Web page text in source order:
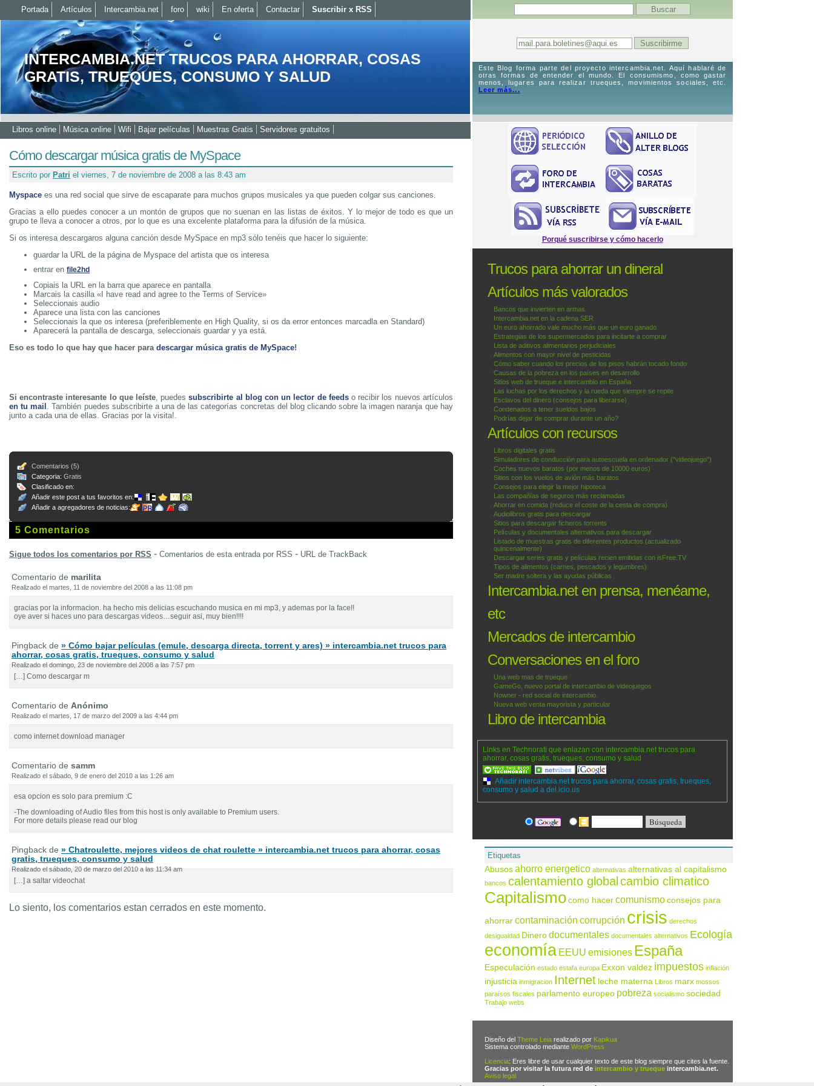
INTERCAMBIA.NET TRUCOS PARA AHORRAR, COSAS
GRATIS, TRUEQUES, CONSUMO Y SALUD
Libros online Música online Wifi Bajar películas Muestras Gratis Servidores gratuitos
Cómo descargar música gratis de MySpace
Escrito por Patri el viernes, 7 de noviembre de 2008 a las 8:43 am
Myspace es una red social que sirve de escaparate para muchos grupos musicales ya que pueden colgar sus canciones.
Gracias a ello puedes conocer a un montón de grupos que no suenan en las listas de éxitos. Y lo mejor de todo es que un
grupo te lleva a conocer a otros, por lo que es una excelente plataforma para la difusión de la música.
Si os interesa descargaros alguna canción desde MySpace en mp3 sólo tenéis que hacer lo siguiente:
guardar la URL de la página de Myspace del artista que os interesa
entrar en file2hd
Copiais la URL en la barra que aparece en pantalla
Marcais la casilla «I have read and agree to the Terms of Service»
Seleccionais audio
Aparece una lista con las canciones
Seleccionais la que os interesa (preferiblemente en High Quality, si os da error entonces marcadla en Standard)
Aparecerá la pantalla de descarga, seleccionais guardar y ya está.
Eso es todo lo que hay que hacer para descargar música gratis de MySpace!
Si encontraste interesante lo que leíste, puedessubscribirte al blog con un lector de feedso recibir los nuevos artículos
en tu mail . También puedes subscribirte a una de las categorías concretas del blog clicando sobre la imagen naranja que hay
junto a cada una de ellas. Gracias por la visita!.
Comentarios (5)
Categoria: Gratis
Clasificado en:
Añadir este post a tus favoritos en:
Añadir a agregadores de noticias:
5 Comentarios
Sigue todos los comentarios por RSS - Comentarios de esta entrada por RSS - URL de TrackBack
Comentario de marilita
Realizado el martes, 11 de noviembre del 2008 a las 11:08 pm
gracias por la informacion. ha hecho mis delicias escuchando musica en mi mp3, y ademas por la face!!
oye aver si haces uno para descargas videos…seguir asi, muy bien!!!!
Pingback de » Cómo bajar películas (emule, descarga directa, torrent y ares) » intercambia.net trucos para
ahorrar, cosas gratis, trueques, consumo y salud
Realizado el domingo, 23 de noviembre del 2008 a las 7:57 pm
[…] Como descargar m
Comentario de Anónimo
Realizado el martes, 17 de marzo del 2009 a las 4:44 pm
como internet download manager
Comentario de samm
Realizado el sábado, 9 de enero del 2010 a las 1:26 am
esa opcion es solo para premium :C
-The downloading of Audio files from this host is only available to Premium users.
For more details please read our blog
Pingback de » Chatroulette, mejores videos de chat roulette » intercambia.net trucos para ahorrar, cosas
gratis, trueques, consumo y salud
Realizado el sábado, 20 de marzo del 2010 a las 11:34 am
[…] a saltar videochat
Lo siento, los comentarios estan cerrados en este momento.
Portada Artículos Intercambia.net foro wiki En oferta Contactar Suscribir x RSS
Este Blog forma parte del proyecto intercambia.net. Aquí hablaré de
otras formas de entender el mundo. El consumismo, como gastar
menos, lugares para realizar trueques, movimientos sociales, etc.
Leer más...
Porqué suscribirse y cómo hacerlo
Trucos para ahorrar un dineral
Artículos más valorados
Bancos que invierten en armas
Intercambia.net en la cadena SER
Un euro ahorrado vale mucho más que un euro ganado
Estrategias de los supermercados para incitarte a comprar
Lista de aditivos alimentarios perjudiciales
Alimentos con mayor nivel de pesticidas
Cómo saber cuando los precios de los pisos habrán tocado fondo
Causas de la pobreza en los países en desarrollo
Sitios web de trueque e intercambio en España
Las luchas por los derechos y la rueda que siempre se repite
Esclavos del dinero (consejos para liberarse)
Condenados a tener sueldos bajos
Podrías dejar de comprar durante un año?
Artículos con recursos
Libros digitales gratis
Simuladores de conducción para autoescuela en ordenador ("videojuego")
Coches nuevos baratos (por menos de 10000 euros)
Sitios con los vuelos de avión más baratos
Consejos para elegir la mejor hipoteca
Las compañías de seguros más reclamadas
Ahorrar en comida (reduce el coste de la cesta de compra)
Audiolibros gratis para descargar
Sitios para descargar ficheros torrents
Películas y documentales alternativos para descargar
Listado de muestras gratis de diferentes productos (actualizado
quincenalmente)
Descargar series gratis y películas recien emitidas con isFree.TV
Tipos de alimentos (carnes, pescados y legumbres)
Ser madre soltera y las ayudas públicas
Intercambia.net en prensa, menéame,
etc
Mercados de intercambio
Conversaciones en el foro
Una web mas de trueque
GameGo, nuevo portal de intercambio de videojuegos
Nowner - red social de intercambio.
Nueva web venta mayorista y particular
Libro de intercambia
Links en Technorati que enlazan con intercambia.net trucos para
ahorrar, cosas gratis, trueques, consumo y salud
Añadir intercambia.net trucos para ahorrar, cosas gratis, trueques,
consumo y salud a del.icio.us
Etiquetas
Abusos ahorro energetico alternativas alternativas al capitalismo
bancos calentamiento global cambio climatico
Capitalismo como hacer comunismo consejos para
ahorrar contaminación corrupción crisis derechos
desigualdad Dinero documentales documentales alternativos Ecología
economía EEUU emisiones España
Especulación estado estafa europa Exxon valdez impuestos inflación
injusticia inmigracion Internet leche materna Libros marx mossos
paraísos fiscales parlamento europeo pobreza socialismo sociedad
Trabajo webs
Diseño del Theme Leiarealizado por Kapikua
Sistema controlado mediante WordPress
Licencia: Eres libre de usar cualquier texto de este blog siempre que cites la fuente.
Gracias por visitar la futura red de intercambio y truequeintercambia.net.
Aviso legal